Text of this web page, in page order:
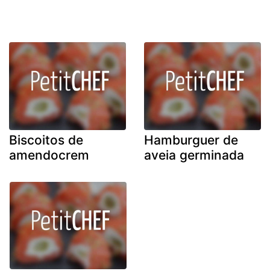
Biscoitos de
amendocrem
Hamburguer de
aveia germinada